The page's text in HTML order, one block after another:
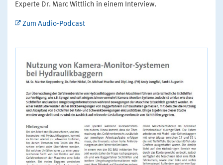
Experte Dr. Marc Wittlich in einem Interview.
Zum Audio-Podcast